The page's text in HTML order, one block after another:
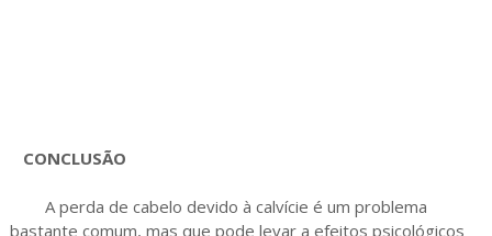
CONCLUSÃO
A perda de cabelo devido à calvície é um problema
bastante comum, mas que pode levar a efeitos psicológicos